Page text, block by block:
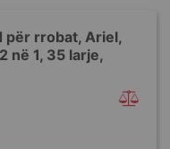
për rrobat, Ariel,
në 1, 35 larje,